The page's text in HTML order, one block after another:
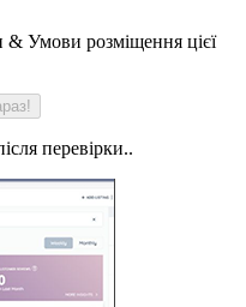
Умови розміщення цієї
перевірки..